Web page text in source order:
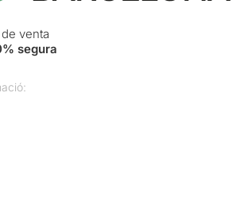
venta
segura